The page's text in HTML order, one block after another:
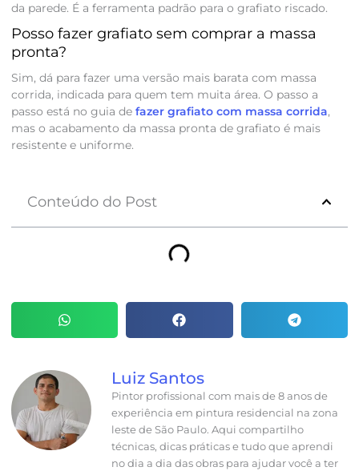
da parede. É a ferramenta padrão para o grafiato riscado.
Posso fazer grafiato sem comprar a massa
pronta?
Sim, dá para fazer uma versão mais barata com massa
corrida, indicada para quem tem muita área. O passo a
passo está no guia de fazer grafiato com massa corrida,
mas o acabamento da massa pronta de grafiato é mais
resistente e uniforme.
Conteúdo do Post
Luiz Santos
Pintor profissional com mais de 8 anos de
experiência em pintura residencial na zona
leste de São Paulo. Aqui compartilho
técnicas, dicas práticas e tudo que aprendi
no dia a dia das obras para ajudar você a ter